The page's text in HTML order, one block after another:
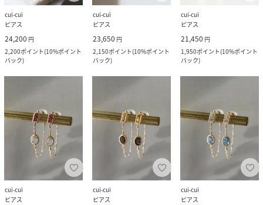
cui-cui
ピアス
24,200 円
2,200ポイント(10%ポイント
バック)
cui-cui
ピアス
23,650 円
2,150ポイント(10%ポイント
バック)
cui-cui
ピアス
21,450 円
1,950ポイント(10%ポイント
バック)
cui-cui
ピアス
cui-cui
ピアス
cui-cui
ピアス